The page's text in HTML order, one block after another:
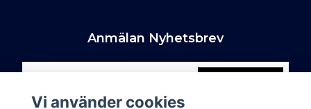
Anmälan Nyhetsbrev
Vi använder cookies